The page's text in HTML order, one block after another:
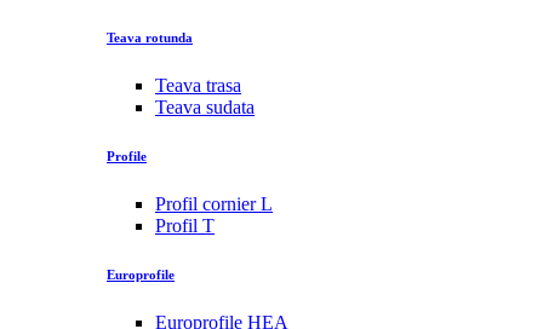
Teava rotunda
Teava trasa
Teava sudata
Profile
Profil cornier L
Profil T
Europrofile
Europrofile HEA